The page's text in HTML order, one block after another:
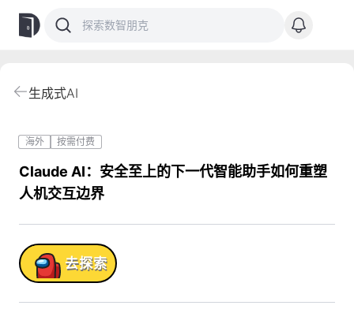
生成式AI
海外 按需付费
Claude AI：安全至上的下一代智能助手如何重塑
人机交互边界
! 去探索